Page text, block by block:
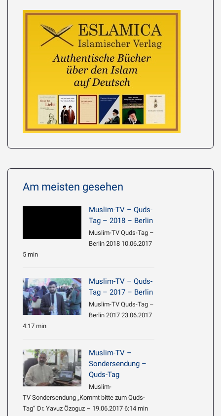
Am meisten gesehen
Muslim-TV – Quds-
Tag – 2018 – Berlin
Muslim-TV Quds-Tag –
Berlin 2018 10.06.2017
5 min
Muslim-TV – Quds-
Tag – 2017 – Berlin
Muslim-TV Quds-Tag –
Berlin 2017 23.06.2017
4:17 min
Muslim-TV –
Sondersendung –
Quds-Tag
Muslim-
TV Sondersendung „Kommt bitte zum Quds-
Tag“ Dr. Yavuz Özoguz – 19.06.2017 6:14 min